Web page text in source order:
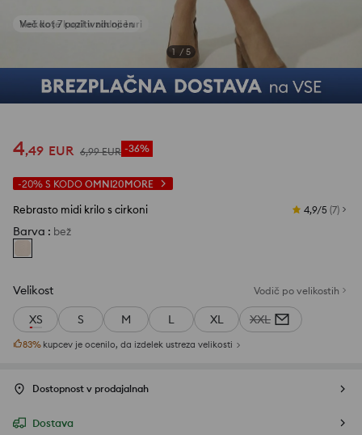
Nekdo je kupil v zadnji 1 uri
1 / 5
4,49 EUR 6,99 EUR -36%
-20% S KODO OMNI20MORE
Rebrasto midi krilo s cirkoni 4,9/5 (7)
Barva : bež
Velikost Vodič po velikostih
XS S M L XL XXL
83% kupcev je ocenilo, da izdelek ustreza velikosti
Dostopnost v prodajalnah
Dostava